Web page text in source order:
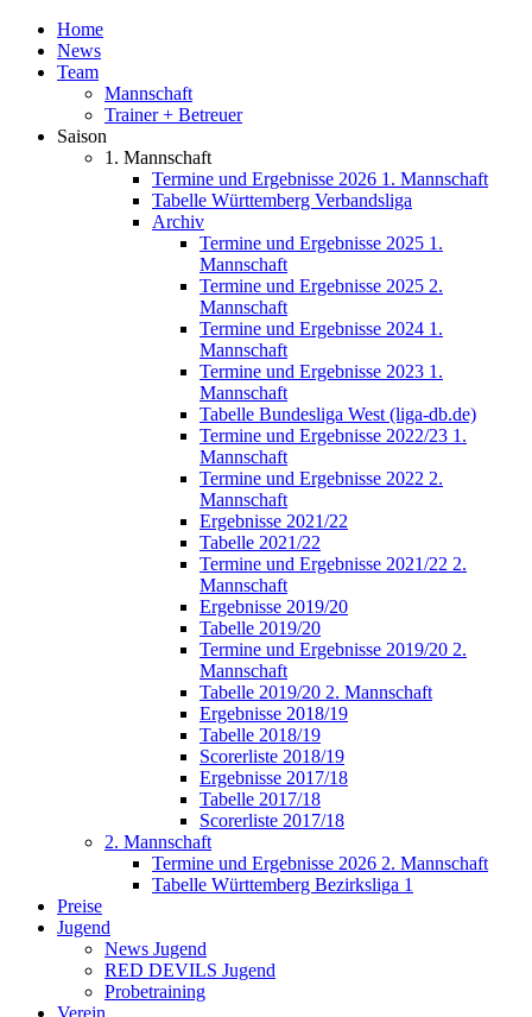
Home
News
Team
Mannschaft
Trainer + Betreuer
Saison
1. Mannschaft
Termine und Ergebnisse 2026 1. Mannschaft
Tabelle Württemberg Verbandsliga
Archiv
Termine und Ergebnisse 2025 1.
Mannschaft
Termine und Ergebnisse 2025 2.
Mannschaft
Termine und Ergebnisse 2024 1.
Mannschaft
Termine und Ergebnisse 2023 1.
Mannschaft
Tabelle Bundesliga West (liga-db.de)
Termine und Ergebnisse 2022/23 1.
Mannschaft
Termine und Ergebnisse 2022 2.
Mannschaft
Ergebnisse 2021/22
Tabelle 2021/22
Termine und Ergebnisse 2021/22 2.
Mannschaft
Ergebnisse 2019/20
Tabelle 2019/20
Termine und Ergebnisse 2019/20 2.
Mannschaft
Tabelle 2019/20 2. Mannschaft
Ergebnisse 2018/19
Tabelle 2018/19
Scorerliste 2018/19
Ergebnisse 2017/18
Tabelle 2017/18
Scorerliste 2017/18
2. Mannschaft
Termine und Ergebnisse 2026 2. Mannschaft
Tabelle Württemberg Bezirksliga 1
Preise
Jugend
News Jugend
RED DEVILS Jugend
Probetraining
Verein